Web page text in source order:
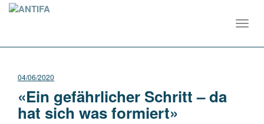
04/06/2020
«Ein gefährlicher Schritt – da
hat sich was formiert»